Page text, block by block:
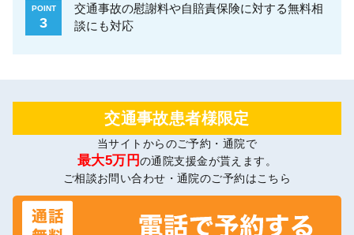
POINT
3
交通事故の慰謝料や自賠責保険に対する無料相
談にも対応
交通事故患者様限定
当サイトからのご予約・通院で
最大5万円の通院支援金が貰えます。
ご相談お問い合わせ・通院のご予約はこちら